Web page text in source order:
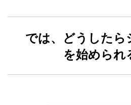
では、どうしたら
を始められ